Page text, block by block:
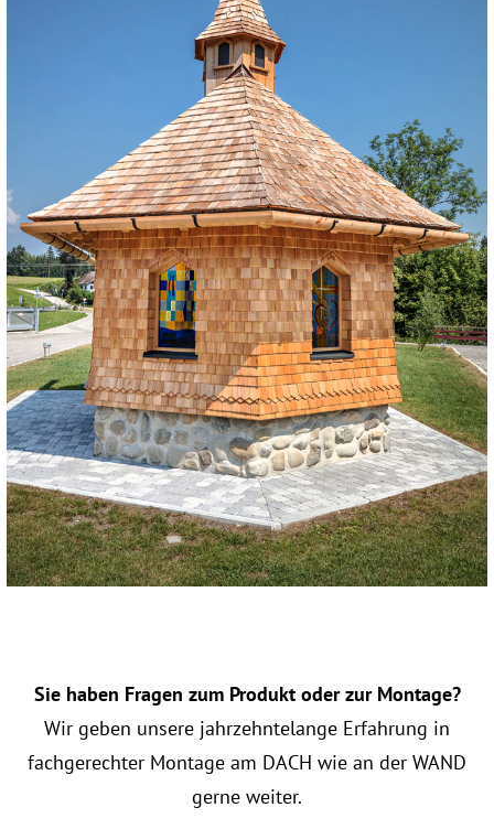
Sie haben Fragen zum Produkt oder zur Montage?
Wir geben unsere jahrzehntelange Erfahrung in
fachgerechter Montage am DACH wie an der WAND
gerne weiter.